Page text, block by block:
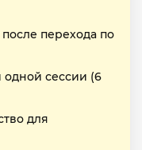
перехода по
одной сессии (6
для